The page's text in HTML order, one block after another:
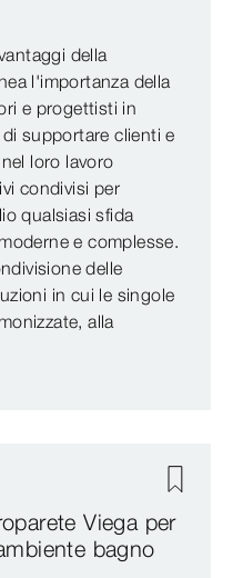
della
l'importanza della
e progettisti in
supportare clienti e
loro lavoro
condivisi per
qualsiasi sfida
e complesse.
delle
in cui le singole
alla
Viega per
bagno